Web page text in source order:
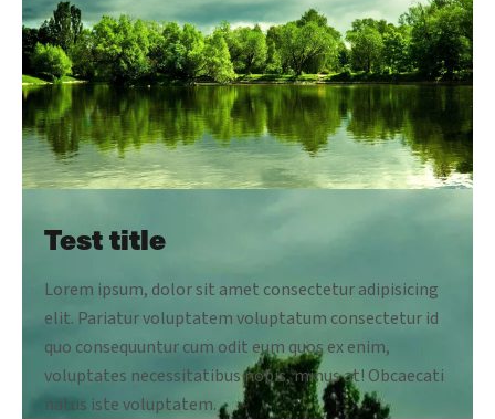
Test title
Lorem ipsum, dolor sit amet consectetur adipisicing
elit. Pariatur voluptatem voluptatum consectetur id
quo consequuntur cum odit eum quos ex enim,
voluptates necessitatibus nobis, minus at! Obcaecati
natus iste voluptatem.